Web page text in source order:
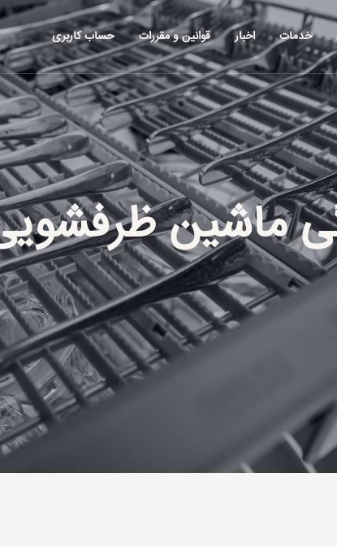
خدمات اخبار قوانین و مقررات حساب کاربری
ماشین